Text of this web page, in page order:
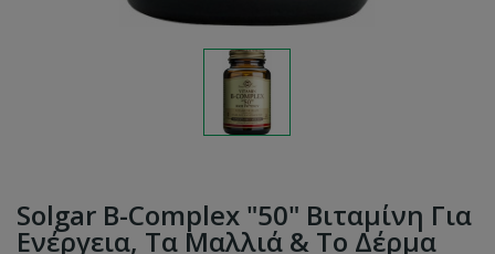
Solgar B-Complex "50" Βιταμίνη Για
Ενέργεια, Τα Μαλλιά & Τo Δέρμα